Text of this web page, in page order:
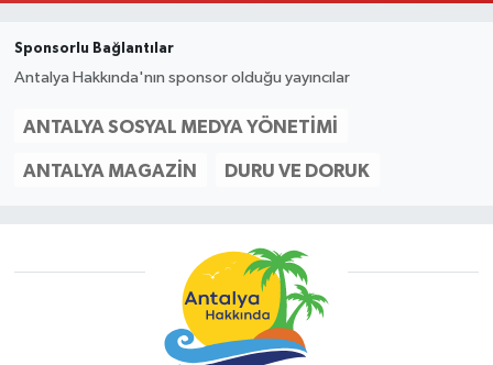
Sponsorlu Bağlantılar
Antalya Hakkında'nın sponsor olduğu yayıncılar
ANTALYA SOSYAL MEDYA YÖNETIMI
ANTALYA MAGAZIN DURU VE DORUK